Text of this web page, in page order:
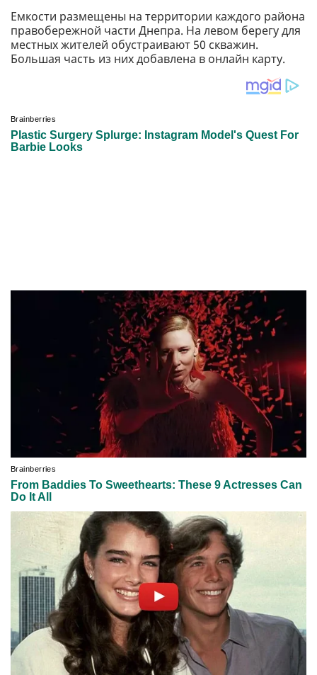
Емкости размещены на территории каждого района
правобережной части Днепра. На левом берегу для
местных жителей обустраивают 50 скважин.
Большая часть из них добавлена в онлайн карту.